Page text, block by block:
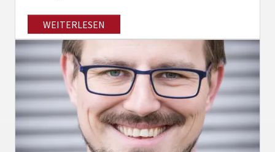
WEITERLESEN